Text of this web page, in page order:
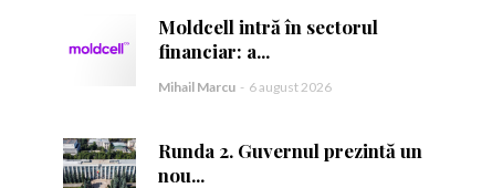
Moldcell intră în sectorul
financiar: a...
Mihail Marcu - 6 august 2026
Runda 2. Guvernul prezintă un
nou...